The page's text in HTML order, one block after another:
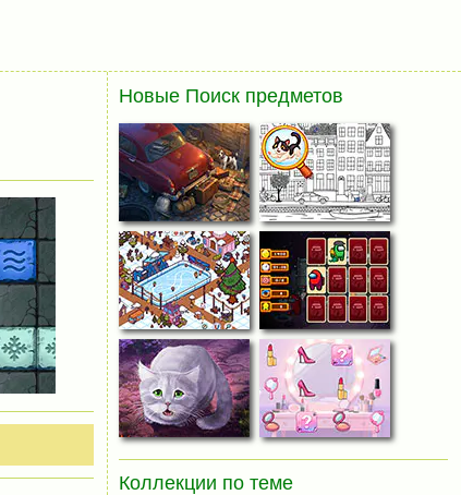
Новые Поиск предметов
Коллекции по теме